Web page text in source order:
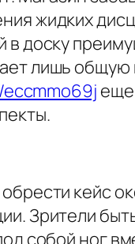
жидких
в доску
лишь
еще
кейс
Зрители